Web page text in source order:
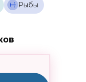
Рыбы